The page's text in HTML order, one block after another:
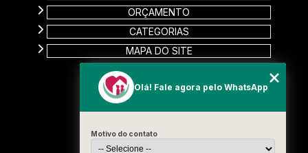
ORÇAMENTO
CATEGORIAS
MAPA DO SITE
CONTATO
Santo André - SP
CEP: 09185-510
Olá! Fale agora pelo WhatsApp
Motivo do contato